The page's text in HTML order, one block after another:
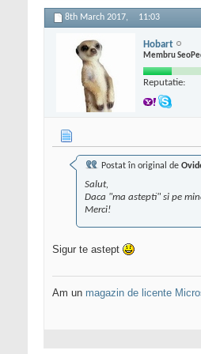
8th March 2017, 11:03
Hobart
Membru
Reputatie:
Postat în original de
Salut,
Daca "ma astepti" si pe
Merci!
Sigur te astept
Am un magazin de licente